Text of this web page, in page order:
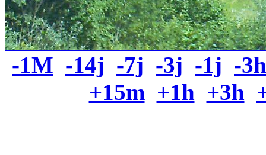
-1M -14j -7j -3j -1j -3h
+15m +1h +3h